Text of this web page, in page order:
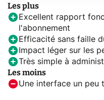
Les plus
Excellent rapport
l'abonnement
Efficacité sans faille
Impact léger sur les
Très simple à
Les moins
Une interface un peu